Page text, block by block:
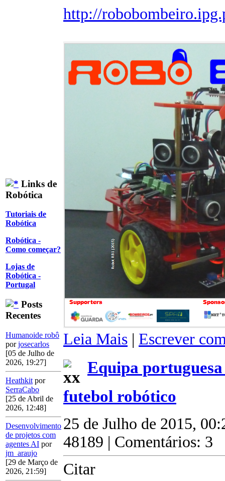
Links de
Robótica
Tutoriais de
Robótica
Robótica -
Como começar?
Lojas de
Robótica -
Portugal
Posts
Recentes
Humanoide robô
porjosecarlos
[05 de Julho de
2026, 19:27]
Heathkit por
SerraCabo
[25 de Abril de
2026, 12:48]
Desenvolvimento
de projetos com
agentes AI por
jm_araujo
[29 de Março de
2026, 21:59]
http://
Leia Mais | Escrever
Equipa
futebol robótico
25 de Julho de 2015,
48189 | Comentários: 3
Citar